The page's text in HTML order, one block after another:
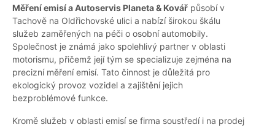
Měření emisí a Autoservis Planeta & Kovář působí v
Tachově na Oldřichovské ulici a nabízí širokou škálu
služeb zaměřených na péči o osobní automobily.
Společnost je známá jako spolehlivý partner v oblasti
motorismu, přičemž její tým se specializuje zejména na
precizní měření emisí. Tato činnost je důležitá pro
ekologický provoz vozidel a zajištění jejich
bezproblémové funkce.
Kromě služeb v oblasti emisí se firma soustředí i na prodej